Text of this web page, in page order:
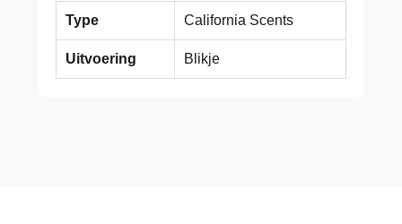
Type California Scents
Uitvoering Blikje